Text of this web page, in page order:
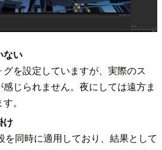
ない
を設定していますが、実際のス
じられません。夜にしては遠方ま
。
け
を同時に適用しており、結果として